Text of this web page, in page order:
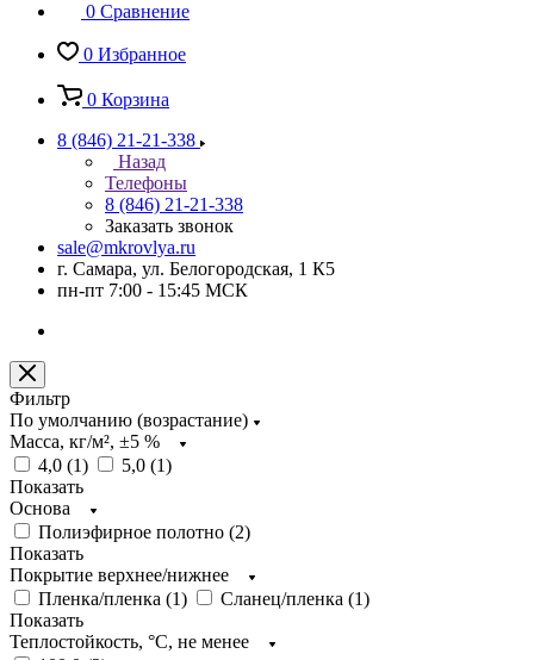
0 Сравнение
0 Избранное
0 Корзина
8 (846) 21-21-338
Назад
Телефоны
8 (846) 21-21-338
Заказать звонок
sale@mkrovlya.ru
г. Самара, ул. Белогородская, 1 К5
пн-пт 7:00 - 15:45 МСК
Фильтр
По умолчанию (возрастание)
Масса, кг/м², ±5 %
4,0 (1) 5,0 (1)
Показать
Основа
Полиэфирное полотно (2)
Показать
Покрытие верхнее/нижнее
Пленка/пленка (1) Сланец/пленка (1)
Показать
Теплостойкость, °C, не менее